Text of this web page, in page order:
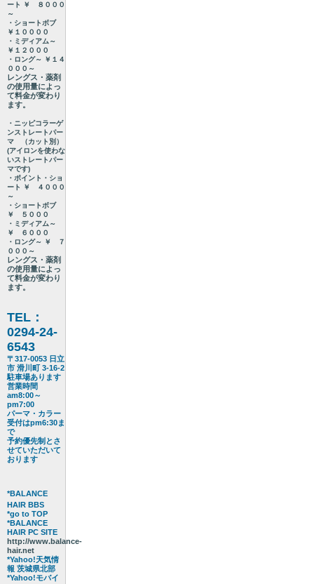
ート ￥ ８０００
～
・ショートボブ
￥１００００
・ミディアム～
￥１２０００
・ロング～ ￥１４
０００～
レングス・薬剤
の使用量によっ
て料金が変わり
ます。
・ニッピコラーゲ
ンストレートパー
マ （カット別）
(アイロンを使わな
いストレートパー
マです)
・ポイント・ショ
ート ￥ ４０００
～
・ショートボブ
￥ ５０００
・ミディアム～
￥ ６０００
・ロング～ ￥ ７
０００～
レングス・薬剤
の使用量によっ
て料金が変わり
ます。
TEL：
0294-24-
6543
〒317-0053 日立
市 滑川町 3-16-2
駐車場あります
営業時間
am8:00～
pm7:00
パーマ・カラー
受付はpm6:30ま
で
予約優先制とさ
せていただいて
おります
*BALANCE
HAIR BBS
*go to TOP
*BALANCE
HAIR PC SITE
http://www.balance-
hair.net
*Yahoo!天気情
報 茨城県北部
*Yahoo!モバイ